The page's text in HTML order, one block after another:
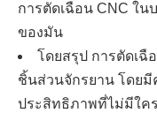
การตัดเฉือน CNC ใ
ของมัน
โดยสรุป การตัดเ
ชิ้นส่วนจักรยาน โดย
ประสิทธิภาพที่ไม่มีใค